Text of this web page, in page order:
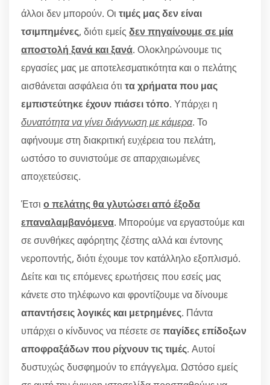
άλλοι δεν μπορούν. Οι τιμές μας δεν είναι
τσιμπημένες, διότι εμείς δεν πηγαίνουμε σε μία
αποστολή ξανά και ξανά. Ολοκληρώνουμε τις
εργασίες μας με αποτελεσματικότητα και ο πελάτης
αισθάνεται ασφάλεια ότι τα χρήματα που μας
εμπιστεύτηκε έχουν πιάσει τόπο. Υπάρχει η
δυνατότητα να γίνει διάγνωση με κάμερα. Το
αφήνουμε στη διακριτική ευχέρεια του πελάτη,
ωστόσο το συνιστούμε σε απαρχαιωμένες
αποχετεύσεις.
Έτσι ο πελάτης θα γλυτώσει από έξοδα
επαναλαμβανόμενα. Μπορούμε να εργαστούμε και
σε συνθήκες αφόρητης ζέστης αλλά και έντονης
νεροποντής, διότι έχουμε τον κατάλληλο εξοπλισμό.
Δείτε και τις επόμενες ερωτήσεις που εσείς μας
κάνετε στο τηλέφωνο και φροντίζουμε να δίνουμε
απαντήσεις λογικές και μετρημένες. Πάντα
υπάρχει ο κίνδυνος να πέσετε σεπαγίδες επίδοξων
αποφραξάδων που ρίχνουν τις τιμές. Αυτοί
δυστυχώς δυσφημούν το επάγγελμα. Ωστόσο εμείς